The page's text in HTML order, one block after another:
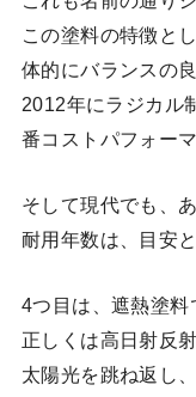
この塗料の特徴と
体的にバランスの
2012年にラジカル
番コストパフォー
そして現代でも、
耐用年数は、目安
4つ目は、遮熱塗料
正しくは高日射反
太陽光を跳ね返し